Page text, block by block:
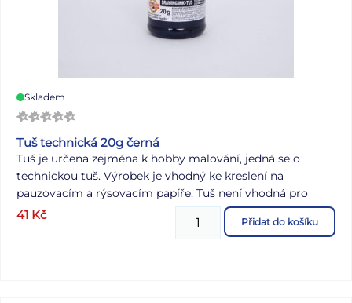
Skladem
Tuš technická 20g černá
Tuš je určena zejména k hobby malování, jedná se o
technickou tuš. Výrobek je vhodný ke kreslení na
pauzovacím a rýsovacím papíře. Tuš není vhodná pro
použití do technických per. Nabízíme v černé variantě.
41 Kč Přidat do košíku